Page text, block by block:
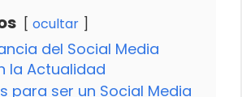
ocultar
del Social Media
la Actualidad
para ser un Social Media